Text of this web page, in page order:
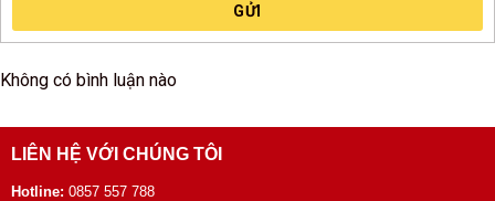
GỬI
Không có bình luận nào
LIÊN HỆ VỚI CHÚNG TÔI
Hotline: 0857 557 788